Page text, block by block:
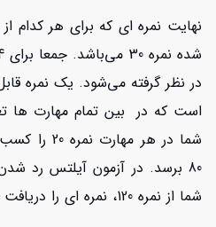
نهایت نمره ای که برای هر کدام
در نظر گرفته می‌شود. یک نمره
است که در بین تمام مهارت ها
شما در هر
80 برسد. در آزمون آیلتس رد
شما از نمره 120، نمره ای را دریافت خواهید کرد.